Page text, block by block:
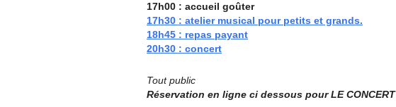
17h00 : accueil goûter
17h30 : atelier musical pour petits et grands.
18h45 : repas payant
20h30 : concert
Tout public
Réservation en ligne ci dessous pour LE CONCERT